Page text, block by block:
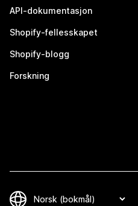
API-dokumentasjon
Shopify-fellesskapet
Shopify-blogg
Forskning